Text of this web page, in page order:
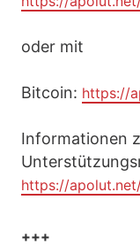
oder mit
Bitcoin: https://
Informationen
https://
+++